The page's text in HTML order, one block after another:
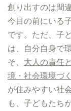
創り出すのは間
今目の前にいる
です。ただ、子
は、自分自身で
そ、 大人の責任
境・社会環境づ
が住みやすい社
も、子どもたち